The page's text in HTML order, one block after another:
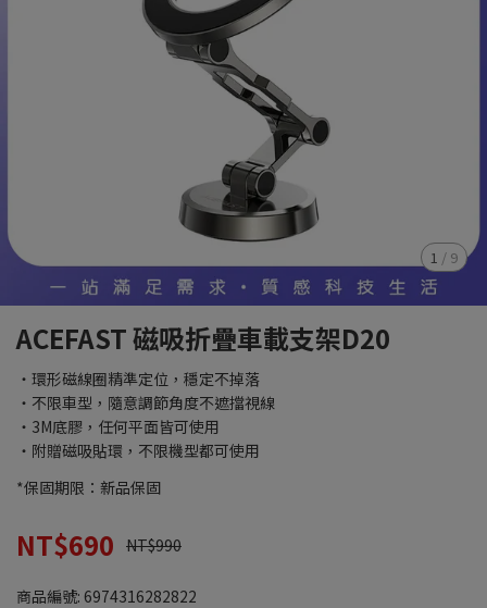
1 / 9
ACEFAST 磁吸折疊車載支架D20
・環形磁線圈精準定位，穩定不掉落
・不限車型，隨意調節角度不遮擋視線
・3M底膠，任何平面皆可使用
・附贈磁吸貼環，不限機型都可使用
*保固期限：新品保固
NT$690 NT$990
商品編號: 6974316282822